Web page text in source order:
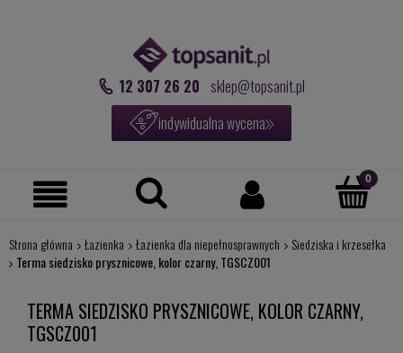
12 307 26 20 sklep@topsanit.pl
indywidualna wycena
Strona główna Łazienka Łazienka dla niepełnosprawnych
Siedziska i krzesełka
Terma siedzisko prysznicowe, kolor czarny, TGSCZ001
TERMA SIEDZISKO PRYSZNICOWE, KOLOR CZARNY,
TGSCZ001